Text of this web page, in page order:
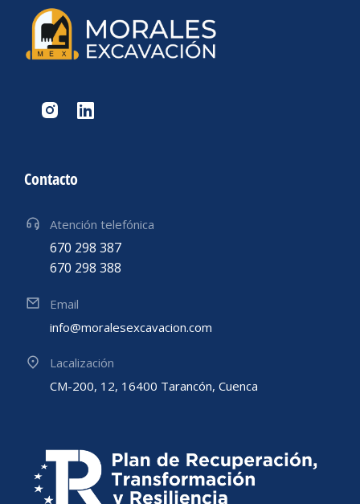
Contacto
Atención telefónica
670 298 387
670 298 388
Email
info@moralesexcavacion.com
Lacalización
CM-200, 12, 16400 Tarancón, Cuenca